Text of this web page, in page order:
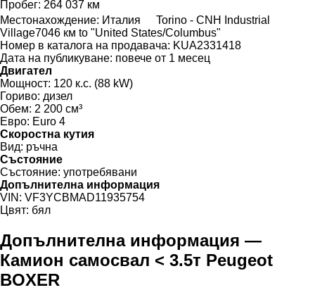
Пробег: 264 037 км
Местонахождение: Италия
Torino - CNH Industrial
Village7046 км to "United States/Columbus"
Номер в каталога на продавача: KUA2331418
Дата на публикуване: повече от 1 месец
Двигател
Мощност: 120 к.с. (88 kW)
Гориво: дизел
Обем: 2 200 см³
Евро: Euro 4
Скоростна кутия
Вид: ръчна
Състояние
Състояние: употребявани
Допълнителна информация
VIN: VF3YCBMAD11935754
Цвят: бял
Допълнителна информация —
Камион самосвал < 3.5т Peugeot
BOXER